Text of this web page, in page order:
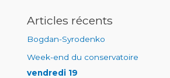
Articles récents
Bogdan-Syrodenko
Week-end du conservatoire
vendredi 19